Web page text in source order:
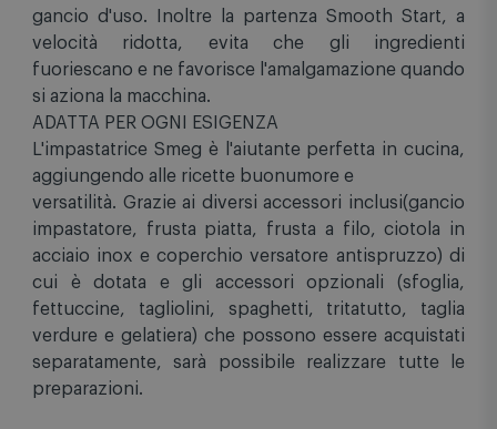
gancio d'uso. Inoltre la partenza Smooth Start, a
velocità ridotta, evita che gli ingredienti
fuoriescano e ne favorisce l'amalgamazione quando
si aziona la macchina.
ADATTA PER OGNI ESIGENZA
L'impastatrice Smeg è l'aiutante perfetta in cucina,
aggiungendo alle ricette buonumore e
versatilità. Grazie ai diversi accessori inclusi(gancio
impastatore, frusta piatta, frusta a filo, ciotola in
acciaio inox e coperchio versatore antispruzzo) di
cui è dotata e gli accessori opzionali (sfoglia,
fettuccine, tagliolini, spaghetti, tritatutto, taglia
verdure e gelatiera) che possono essere acquistati
separatamente, sarà possibile realizzare tutte le
preparazioni.